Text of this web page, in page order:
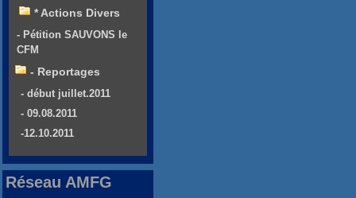
* Actions Divers
- Pétition SAUVONS le
CFM
- Reportages
- début juillet.2011
- 09.08.2011
-12.10.2011
Réseau AMFG